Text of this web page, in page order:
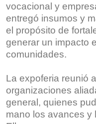
vocacional y
entregó insumos y
el propósito de
generar un impacto
comunidades.
La expoferia reunió
organizaciones
general, quienes
mano los avances y